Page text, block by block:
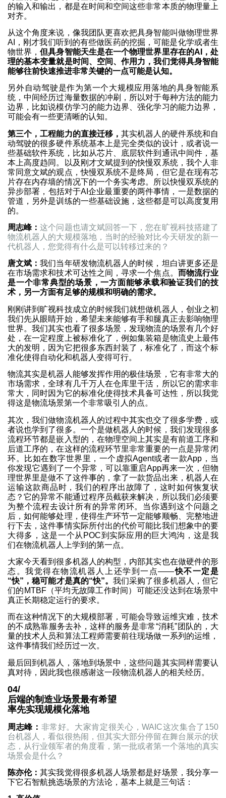
的输入和输出，都是在时间和空间这些非常本质的物理量上
对齐。
从这个角度来说，像我团队更喜欢把具身智能叫做物理世界
AI，刚才我们听到的有些做医药的挖掘，可能是化学或者生
物世界，但具身智能天生是在一个物理世界里存在的AI，处
理的基本变量就是时间、空间、作用力，我们觉得具身智能
能够往前快速推进非常关键的一点可能是认知。
另外自动驾驶是作为第一个大规模应用落地的具身智能系
统，中间经历过海量数据的冲刷，所以对于每种方法的能力
边界，比如说模仿学习的能力边界、强化学习的能力边界，
可能会有一些更清晰的认知。
第三个，工程能力的直接迁移，其实机器人的硬件系统和自
动驾驶的很多硬件系统基本上是完全类似的设计，或者说一
些基础软件系统，比如从芯片、底层软件到通讯中间件，基
本上高度趋同。以及刚才文斌提到的快慢双系统，我个人非
常同意文斌的观点，快慢双系统不是终局，但它是在现有芯
片存在内存墙的情况下的一个务实考虑。所以快慢双系统的
异步部署，包括对于AI企业最重要的两件事情，一是数据的
管道，另外是训练的一些基础设施，这些都是可以高度复用
的。
周志峰：这个问题也请文斌回答一下，您在旷视科技搭建了
物流机器人的大规模落地，当时的经验对比今天研发的新一
代机器人，您觉得有什么是可以转移过来的？
唐文斌：我们当年研发物流机器人的时候，坦白讲更多还是
在市场需求和技术可达性之间，寻求一个焦点。 而物流行业
是一个非常典型的场景，一方面能够承载和验证我们的技
术，另一方面有足够的规模和明确的需求。
刚刚讲到旷视科技成立的时候我们就想做机器人，创业之初
我们先从眼睛开始，希望未来能够有手和腿真正去影响物理
世界。我们其实也看了很多场景，发现物流的场景有几个好
处，在一定程度上被标准化了，例如集装箱是物流史上最伟
大的发明，因为它把很多东西封装了，标准化了，而这个标
准化使得自动化和机器人变得可行。
物流其实是机器人能够发挥作用的极佳场景，它有非常大的
市场需求，全球有几千万人在仓库里干活，所以它的需求非
常大，同时因为它的标准化使得技术具备可达性，所以我觉
得这是物流场景第一个非常吸引人的点。
其次，我们做物流机器人的过程中其实也交了很多学费，或
者说也学到了很多。一个是做机器人的时候，我们发现很多
流程环节都是嵌入型的，在物理空间上其实是有前道工序和
后道工序的，在这样的流程环节里非常重要的一点是异常闭
环。比如在数字世界里，一个虚拟Agent或者一款App，当
你发现它遇到了一个异常，可以靠重启App再来一次，但物
理世界里是做不了这件事的，拿了一款货品出来，机器人在
运输这款商品时，我们的程序出故障了，这时如何恢复状
态？它的异常不能通过程序员截获来解决，所以我们必须要
为整个流程去设计所有的异常闭环。当你遇到这个问题之
后，如何能够处理，使得生产环节一定能够顺畅、完整地进
行下去，这件事情实际所付出的代价可能比我们想象中的要
大得多，这是一个从POC到实际应用的巨大鸿沟，这是我
们在物流机器人上学到的第一点。
大家今天看到很多机器人的构型，内部其实也在做硬件的形
态。我觉得在物流机器人上还学到一点——快不一定是
“快”，稳可能才是真的“快”。我们采购了很多机器人，但它
们的MTBF（平均无故障工作时间）可能还没达到在场景中
真正长期稳定运行的要求。
而在这种情况下的大规模部署，可能会导致运维灾难，技术
的不成熟靠服务去补，这样的服务是非常“消耗”团队的，大
量的技术人员和算法工程师需要前往现场做一系列的运维，
这件事情我们经历过一次。
最后回到机器人，落地到场景中，这些问题其实同样需要认
真对待，因此我也很感谢这一段物流机器人的相关经历。
04/
后端的制造业场景最有希望
率先实现规模化落地
周志峰： 非常好。大家肯定很关心，WAIC这次集合了150
台机器人，看似很热闹，但其实大部分停留在舞台展示的状
态，从行业领军者的角度看，第一批或者第一个落地的真实
场景会是什么？
陈亦伦：其实我觉得很多机器人场景都是好场景，我分享一
下它石智航挑选场景的方法论，基本上就是三句话：